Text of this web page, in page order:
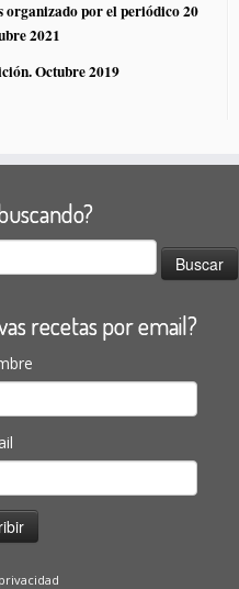
organizado por el periódico 20
2021
Octubre 2019
recetas por email?